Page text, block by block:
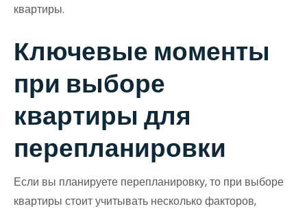
квартиры.
Ключевые моменты
при выборе
квартиры для
перепланировки
Если вы планируете перепланировку, то при выборе
квартиры стоит учитывать несколько факторов,